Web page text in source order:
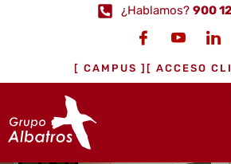
¿Hablamos? 900
[ CAMPUS ] [ ACCESO